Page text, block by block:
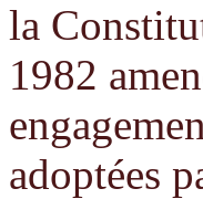
la
1982
adoptées